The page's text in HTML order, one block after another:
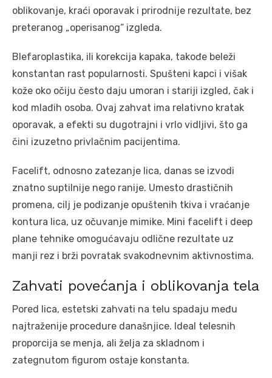
oblikovanje, kraći oporavak i prirodnije rezultate, bez
preteranog „operisanog“ izgleda.
Blefaroplastika, ili korekcija kapaka, takođe beleži
konstantan rast popularnosti. Spušteni kapci i višak
kože oko očiju često daju umoran i stariji izgled, čak i
kod mlađih osoba. Ovaj zahvat ima relativno kratak
oporavak, a efekti su dugotrajni i vrlo vidljivi, što ga
čini izuzetno privlačnim pacijentima.
Facelift, odnosno zatezanje lica, danas se izvodi
znatno suptilnije nego ranije. Umesto drastičnih
promena, cilj je podizanje opuštenih tkiva i vraćanje
kontura lica, uz očuvanje mimike. Mini facelift i deep
plane tehnike omogućavaju odlične rezultate uz
manji rez i brži povratak svakodnevnim aktivnostima.
Zahvati povećanja i oblikovanja tela
Pored lica, estetski zahvati na telu spadaju među
najtraženije procedure današnjice. Ideal telesnih
proporcija se menja, ali želja za skladnom i
zategnutom figurom ostaje konstanta.